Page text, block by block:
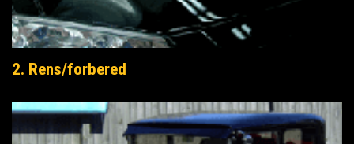
2. Rens/forbered